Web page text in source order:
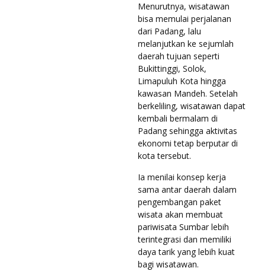
Menurutnya, wisatawan
bisa memulai perjalanan
dari Padang, lalu
melanjutkan ke sejumlah
daerah tujuan seperti
Bukittinggi, Solok,
Limapuluh Kota hingga
kawasan Mandeh. Setelah
berkeliling, wisatawan dapat
kembali bermalam di
Padang sehingga aktivitas
ekonomi tetap berputar di
kota tersebut.
Ia menilai konsep kerja
sama antar daerah dalam
pengembangan paket
wisata akan membuat
pariwisata Sumbar lebih
terintegrasi dan memiliki
daya tarik yang lebih kuat
bagi wisatawan.